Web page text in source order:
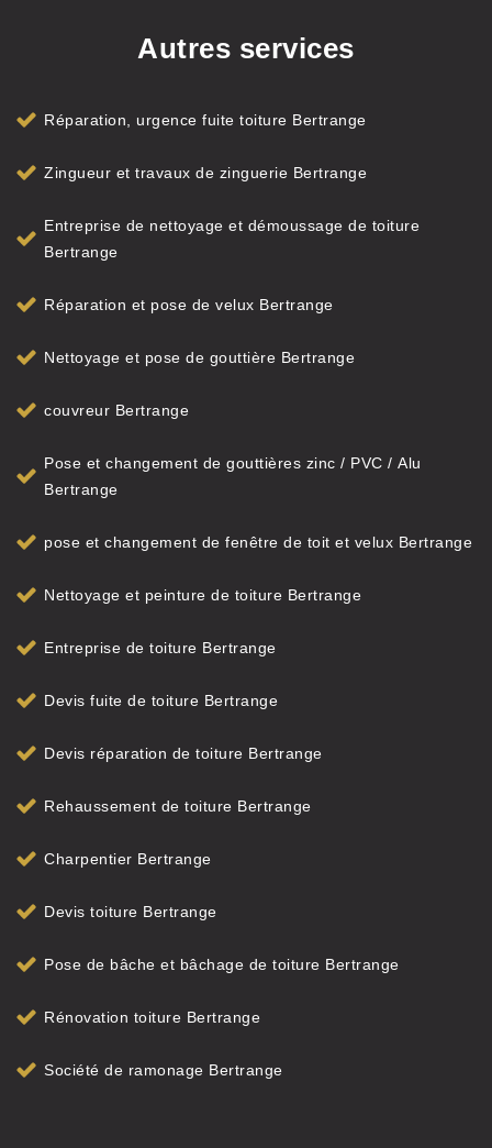
Autres services
Réparation, urgence fuite toiture Bertrange
Zingueur et travaux de zinguerie Bertrange
Entreprise de nettoyage et démoussage de toiture
Bertrange
Réparation et pose de velux Bertrange
Nettoyage et pose de gouttière Bertrange
couvreur Bertrange
Pose et changement de gouttières zinc / PVC / Alu
Bertrange
pose et changement de fenêtre de toit et velux Bertrange
Nettoyage et peinture de toiture Bertrange
Entreprise de toiture Bertrange
Devis fuite de toiture Bertrange
Devis réparation de toiture Bertrange
Rehaussement de toiture Bertrange
Charpentier Bertrange
Devis toiture Bertrange
Pose de bâche et bâchage de toiture Bertrange
Rénovation toiture Bertrange
Société de ramonage Bertrange